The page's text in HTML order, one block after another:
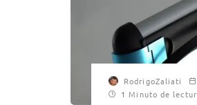
RodrigoZaliati
1 Minuto de